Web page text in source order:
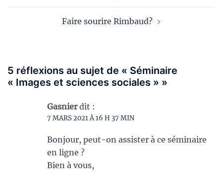
Faire sourire Rimbaud?
5 réflexions au sujet de « Séminaire
« Images et sciences sociales » »
Gasnier dit :
7 MARS 2021 À 16 H 37 MIN
Bonjour, peut-on assister à ce séminaire
en ligne ?
Bien à vous,